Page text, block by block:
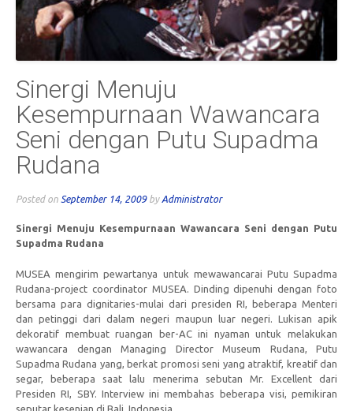
Sinergi Menuju
Kesempurnaan Wawancara
Seni dengan Putu Supadma
Rudana
Posted on September 14, 2009by Administrator
Sinergi Menuju Kesempurnaan Wawancara Seni dengan Putu
Supadma Rudana
MUSEA mengirim pewartanya untuk mewawancarai Putu Supadma
Rudana-project coordinator MUSEA. Dinding dipenuhi dengan foto
bersama para dignitaries-mulai dari presiden RI, beberapa Menteri
dan petinggi dari dalam negeri maupun luar negeri. Lukisan apik
dekoratif membuat ruangan ber-AC ini nyaman untuk melakukan
wawancara dengan Managing Director Museum Rudana, Putu
Supadma Rudana yang, berkat promosi seni yang atraktif, kreatif dan
segar, beberapa saat lalu menerima sebutan Mr. Excellent dari
Presiden RI, SBY. Interview ini membahas beberapa visi, pemikiran
seputar kesenian di Bali, Indonesia.